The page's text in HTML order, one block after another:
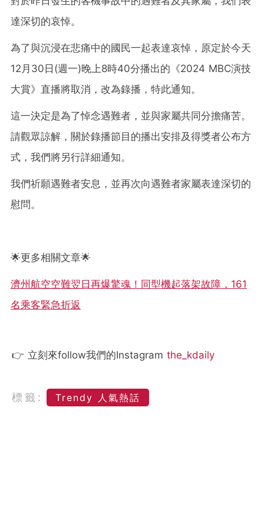
達深切的哀悼。
為了與沉浸在悲痛中的國民一起表達哀悼，原定於今天
12月30日(週一)晚上8時40分播出的《2024 MBC演技
大賞》直播將取消，改為錄播，特此通知。
這一決定是為了悼念遇難者，並與家屬共同分擔痛苦。
請觀眾諒解，關於錄播節目的播出安排及得獎者公布方
式，我們將另行詳細通知。
我們祈願遇難者安息，並再次向遇難者家屬表達深切的
慰問。
🌟更多相關文章🌟
濟州航空空難翌日再爆驚魂！同型機起落架故障，161
名乘客緊急折返
👉 立刻來follow我們的Instagram the_kdaily
標籤: Trendy 人氣熱話